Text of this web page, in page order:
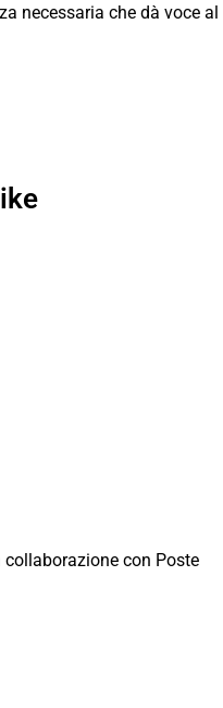
necessaria che dà voce al
con Poste